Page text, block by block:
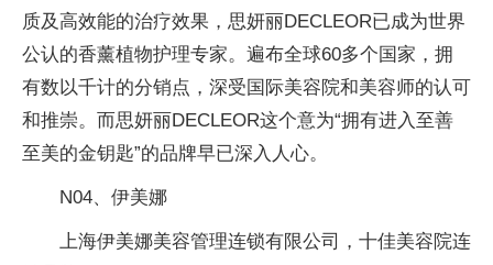
质及高效能的治疗效果，思妍丽DECLEOR已成为世界
公认的香薰植物护理专家。遍布全球60多个国家，拥
有数以千计的分销点，深受国际美容院和美容师的认可
和推崇。而思妍丽DECLEOR这个意为“拥有进入至善
至美的金钥匙”的品牌早已深入人心。
N04、伊美娜
上海伊美娜美容管理连锁有限公司，十佳美容院连